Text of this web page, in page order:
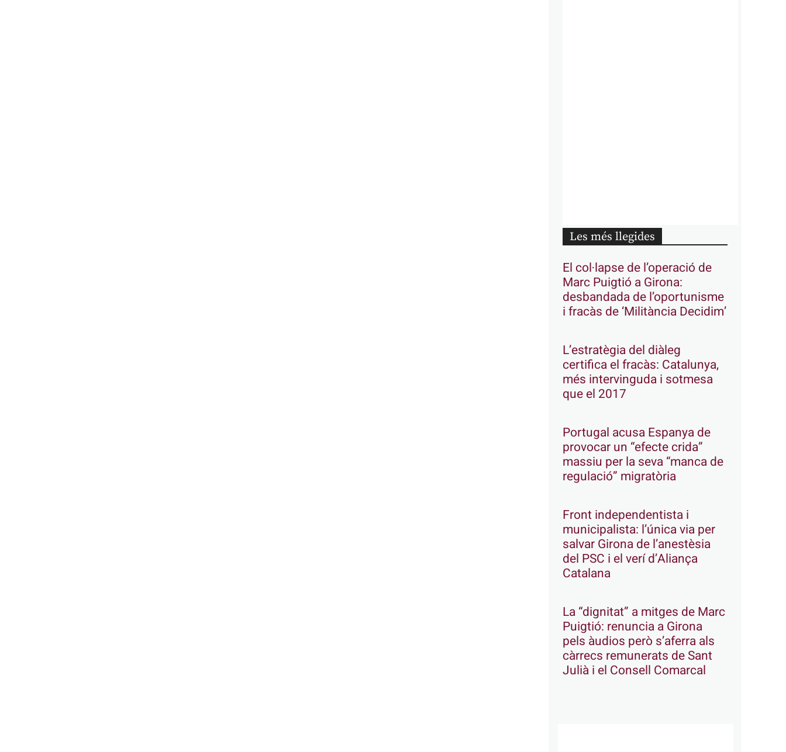
Les més llegides
El col·lapse de l’operació de
Marc Puigtió a Girona:
desbandada de l’oportunisme
i fracàs de ‘Militància Decidim’
L’estratègia del diàleg
certifica el fracàs: Catalunya,
més intervinguda i sotmesa
que el 2017
Portugal acusa Espanya de
provocar un “efecte crida”
massiu per la seva “manca de
regulació” migratòria
Front independentista i
municipalista: l’única via per
salvar Girona de l’anestèsia
del PSC i el verí d’Aliança
Catalana
La “dignitat” a mitges de Marc
Puigtió: renuncia a Girona
pels àudios però s’aferra als
càrrecs remunerats de Sant
Julià i el Consell Comarcal